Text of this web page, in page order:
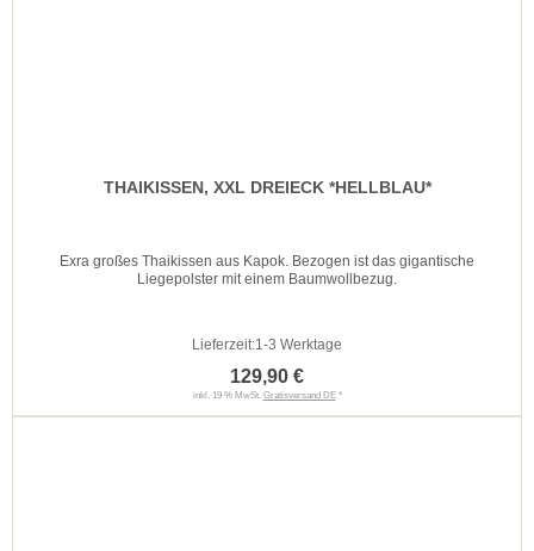
THAIKISSEN, XXL DREIECK *HELLBLAU*
Exra großes Thaikissen aus Kapok. Bezogen ist das gigantische
Liegepolster mit einem Baumwollbezug.
Lieferzeit:1-3 Werktage
129,90 €
inkl. 19 % MwSt. Gratisversand DE*